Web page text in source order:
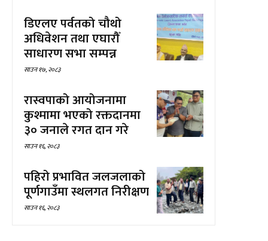
डिएलए पर्वतको चौथो
अधिवेशन तथा एघारौँ
साधारण सभा सम्पन्न
साउन १७, २०८३
रास्वपाको आयोजनामा
कुश्मामा भएको रक्तदानमा
३० जनाले रगत दान गरे
साउन १६, २०८३
पहिरो प्रभावित जलजलाको
पूर्णगाउँमा स्थलगत निरीक्षण
साउन १६, २०८३